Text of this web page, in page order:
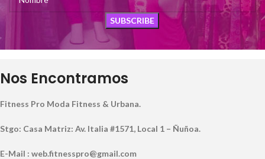
Nos Encontramos
Fitness Pro Moda Fitness & Urbana.
Stgo: Casa Matriz: Av. Italia #1571, Local 1 – Ñuñoa.
E-Mail : web.fitnesspro@gmail.com